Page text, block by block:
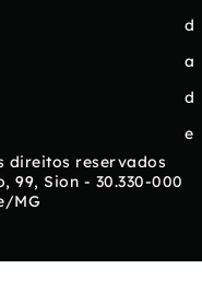
d
a
d
e
direitos reservados
99, Sion - 30.330-000
MG